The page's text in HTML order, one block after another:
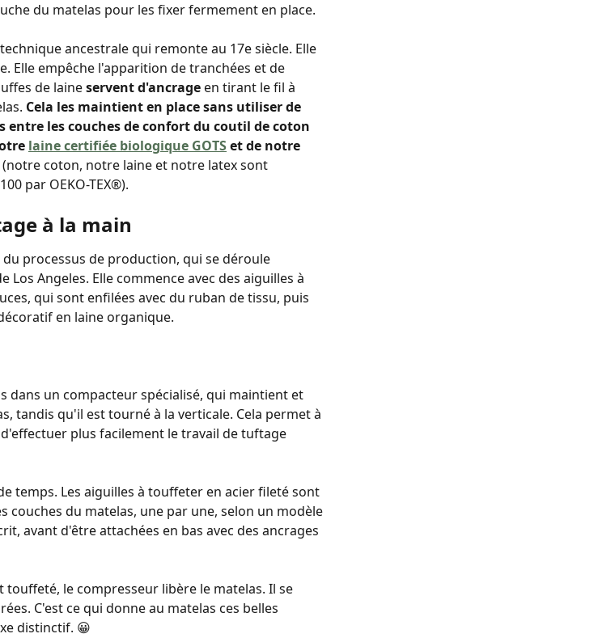
du matelas pour les fixer fermement en place.
ancestrale qui remonte au 17e siècle. Elle
Elle empêche l'apparition de tranchées et de
de laine servent d'ancrage en tirant le fil à
Cela les maintient en place sans utiliser de
entre les couches de confort du coutil de coton
laine certifiée biologique GOTS et de notre
(notre coton, notre laine et notre latex sont
par OEKO-TEX®).
à la main
processus de production, qui se déroule
Angeles. Elle commence avec des aiguilles à
qui sont enfilées avec du ruban de tissu, puis
en laine organique.
dans un compacteur spécialisé, qui maintient et
tandis qu'il est tourné à la verticale. Cela permet à
plus facilement le travail de tuftage
temps. Les aiguilles à touffeter en acier fileté sont
couches du matelas, une par une, selon un modèle
avant d'être attachées en bas avec des ancrages
le compresseur libère le matelas. Il se
C'est ce qui donne au matelas ces belles
distinctif. 😀